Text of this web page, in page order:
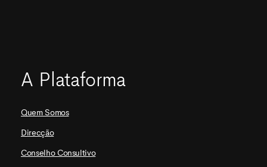
A Plataforma
Quem Somos
Direcção
Conselho Consultivo